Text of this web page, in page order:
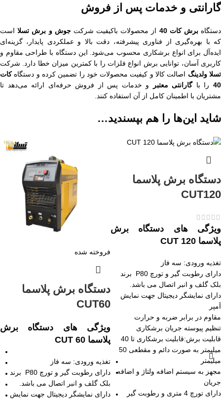
گارانتی و خدمات پس از فروش
دستگاهبرش کات 40 از محصولات باکیفیت شرکتجوش و برش تسلااست
که با بهره‌گیری از فناوری پیشرفته، دقت بالا و عملکردی پایدار، گزینه‌ای
ایده‌آل برای انواع برشکاری محسوب می‌شود. این دستگاه با طراحی مقاوم و
کاربری آسان، توانایی برش انواع فلزات را با کمترین میزان خطا دارد. شرکت
تسلا ولدینگ اصالت کالا و کیفیت محصولات خود را تضمین کرده و دستگاهکات
40را باگارانتی معتبر
و خدمات پس از فروش حرفه‌ای ارائه می‌دهد تا
مشتریان با اطمینان کامل از آن استفاده کنند.
شاید این‌ها را هم بپسندید…
دستگاه برش پلاسما
CUT120
ویژگی های دستگاه برش
پلاسما CUT 120
تغذیه ورودی: سه فاز
دارای رطوبت گیر و تورچ P80 برند
بلک گلف و انبر اتصال می باشد.
دارای نمایشگر دیجیتال جهت نمایش
آمپر
مقاوم در برابر ضربه و حرارت
تنظیم پیوسته جریان برشکاری
قابلیت برش:قابلیت برشکاری تا 40
میلیمتر به صورت دائم و مقطعی 50
میلیمتر
مجهز به سیستم اضافه ولتاژ و اضافه
جریان
دارای تورچ 4 متری و رطوبت گیر
فروخته شده
دستگاه برش پلاسما
CUT60
ویژگی های دستگاه برش
پلاسما CUT 60
تغذیه ورودی: سه فاز
دارای رطوبت گیر و تورچ P80 برند
بلک گلف و انبر اتصال می باشد.
دارای نمایشگر دیجیتال جهت نمایش